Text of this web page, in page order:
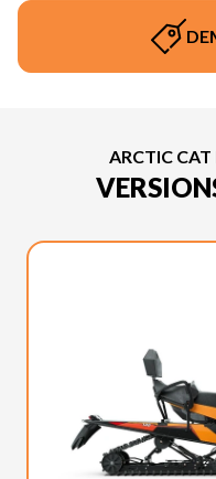
ARCTIC